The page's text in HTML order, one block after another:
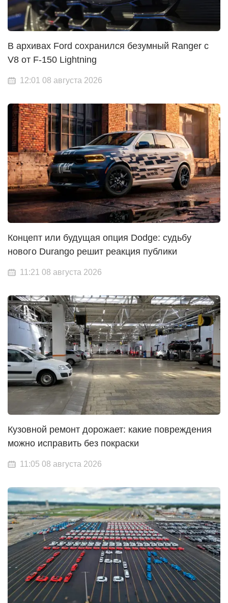
В архивах Ford сохранился безумный Ranger с
V8 от F-150 Lightning
12:01 08 августа 2026
Концепт или будущая опция Dodge: судьбу
нового Durango решит реакция публики
11:21 08 августа 2026
Кузовной ремонт дорожает: какие повреждения
можно исправить без покраски
11:05 08 августа 2026